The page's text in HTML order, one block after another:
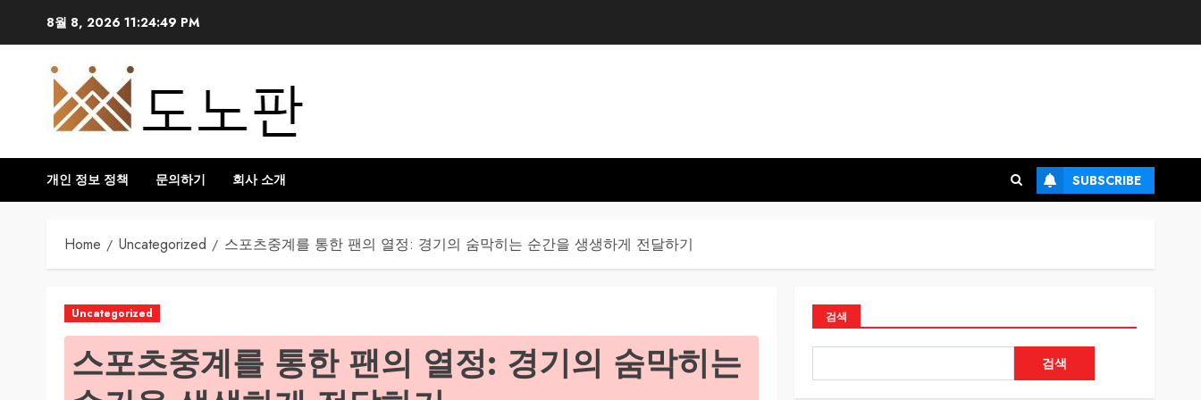
8월 8, 2026 11:24:50 PM
개인 정보 정책 문의하기 회사 소개 SUBSCRIBE
Home Uncategorized 스포츠중계를 통한 팬의 열정: 경기의 숨막히는 순간을 생생하게 전달하기
Uncategorized
스포츠중계를 통한 팬의 열정: 경기의 숨막히는
검색
검색